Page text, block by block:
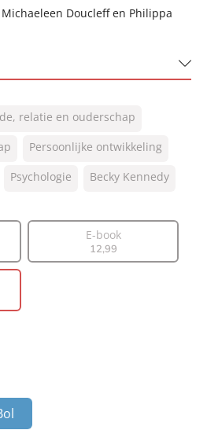
Doucleff en Philippa
770
Luisterboek
Becky Kennedy
Eva Damen
9 uur en 28 minuten
relatie en ouderschap
Persoonlijke ontwikkeling
Psychologie Becky Kennedy
E-book
12,99